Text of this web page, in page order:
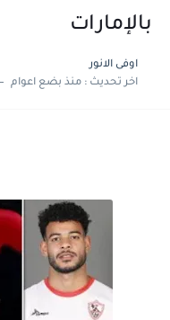
بالإمارات
اوفى الانور
اخر تحديث :منذ بضع اعوام